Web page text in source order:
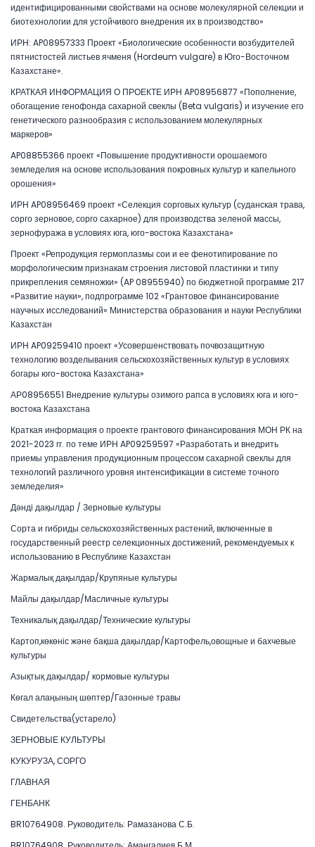
идентифицированными свойствами на основе молекулярной селекции и
биотехнологии для устойчивого внедрения их в производство»
ИРН: AP08957333 Проект «Биологические особенности возбудителей
пятнистостей листьев ячменя (Hordeum vulgare) в Юго-Восточном
Казахстане».
КРАТКАЯ ИНФОРМАЦИЯ О ПРОЕКТЕ ИРН AP08956877 «Пополнение,
обогащение генофонда сахарной свеклы (Beta vulgaris) и изучение его
генетического разнообразия с использованием молекулярных
маркеров»
AP08855366 проект «Повышение продуктивности орошаемого
земледелия на основе использования покровных культур и капельного
орошения»
ИРН AP08956469 проект «Селекция сорговых культур (суданская трава,
сорго зерновое, сорго сахарное) для производства зеленой массы,
зернофуража в условиях юга, юго-востока Казахстана»
Проект «Репродукция гермоплазмы сои и ее фенотипирование по
морфологическим признакам строения листовой пластинки и типу
прикрепления семяножки» (AP 08955940) по бюджетной программе 217
«Развитие науки», подпрограмме 102 «Грантовое финансирование
научных исследований» Министерства образования и науки Республики
Казахстан
ИРН AP09259410 проект «Усовершенствовать почвозащитную
технологию возделывания сельскохозяйственных культур в условиях
богары юго-востока Казахстана»
АР08956551 Внедрение культуры озимого рапса в условиях юга и юго-
востока Казахстана
Краткая информация о проекте грантового финансирования МОН РК на
2021-2023 гг. по теме ИРН AP09259597 «Разработать и внедрить
приемы управления продукционным процессом сахарной свеклы для
технологий различного уровня интенсификации в системе точного
земледелия»
Дәнді дақылдар / Зерновые культуры
Сорта и гибриды сельскохозяйственных растений, включенные в
государственный реестр селекционных достижений, рекомендуемых к
использованию в Республике Казахстан
Жармалық дақылдар/Крупяные культуры
Майлы дақылдар/Масличные культуры
Техникалық дақылдар/Технические культуры
Картоп,көкөніс және бақша дақылдар/Картофель,овощные и бахчевые
культуры
Азықтық дақылдар/ кормовые культуры
Көгал алаңының шөптер/Газонные травы
Свидетельства(устарело)
ЗЕРНОВЫЕ КУЛЬТУРЫ
КУКУРУЗА, СОРГО
ГЛАВНАЯ
ГЕНБАНК
BR10764908. Руководитель: Рамазанова С.Б.